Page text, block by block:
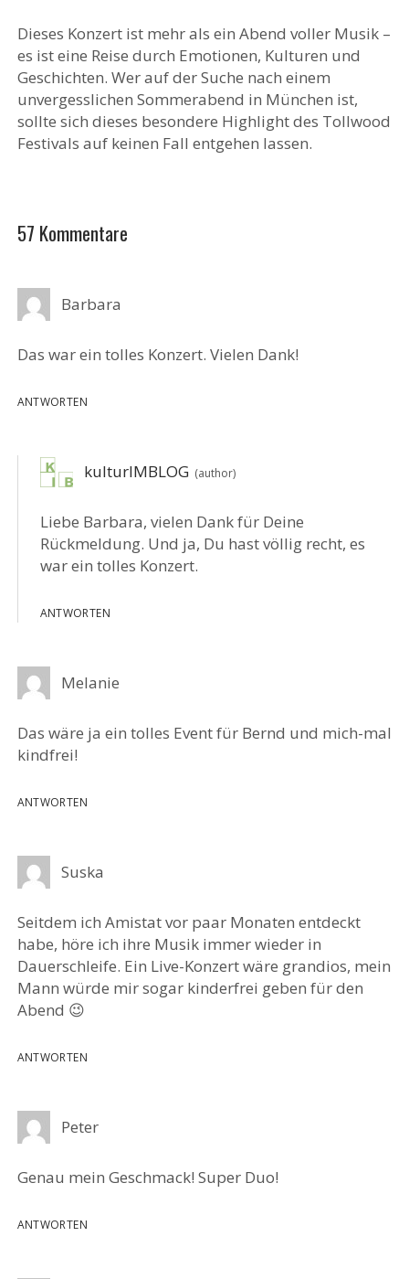
Dieses Konzert ist mehr als ein Abend voller Musik –
es ist eine Reise durch Emotionen, Kulturen und
Geschichten. Wer auf der Suche nach einem
unvergesslichen Sommerabend in München ist,
sollte sich dieses besondere Highlight des Tollwood
Festivals auf keinen Fall entgehen lassen.
57 Kommentare
Barbara
Das war ein tolles Konzert. Vielen Dank!
ANTWORTEN
kulturIMBLOG
Liebe Barbara, vielen Dank für Deine
Rückmeldung. Und ja, Du hast völlig recht, es
war ein tolles Konzert.
ANTWORTEN
Melanie
Das wäre ja ein tolles Event für Bernd und mich-mal
kindfrei!
ANTWORTEN
Suska
Seitdem ich Amistat vor paar Monaten entdeckt
habe, höre ich ihre Musik immer wieder in
Dauerschleife. Ein Live-Konzert wäre grandios, mein
Mann würde mir sogar kinderfrei geben für den
Abend 😉
ANTWORTEN
Peter
Genau mein Geschmack! Super Duo!
ANTWORTEN